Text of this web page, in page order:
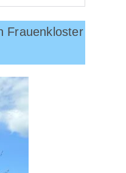
Frauenkloster